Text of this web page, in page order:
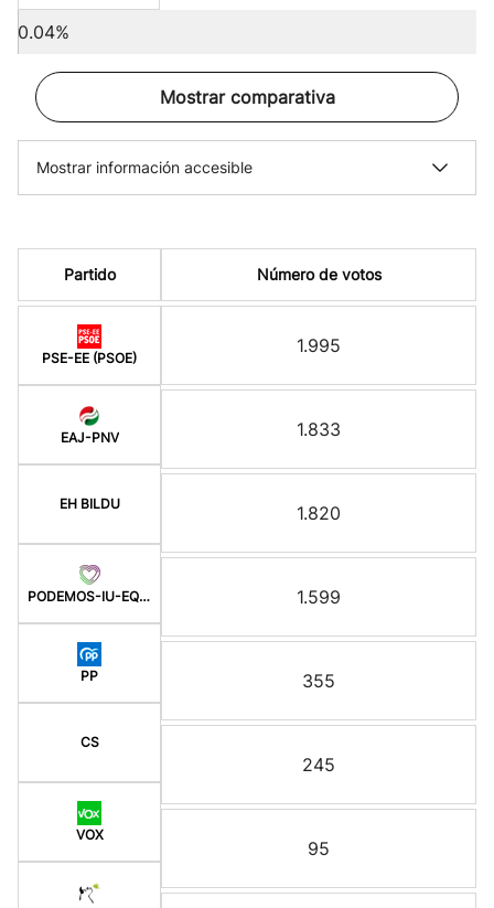
0.04%
Mostrar comparativa
Mostrar información accesible
Partido
PSE-EE (PSOE)
EAJ-PNV
EH BILDU
PODEMOS-IU-EQUO BERD
PP
CS
VOX
Número de votos
1.995
1.833
1.820
1.599
355
245
95